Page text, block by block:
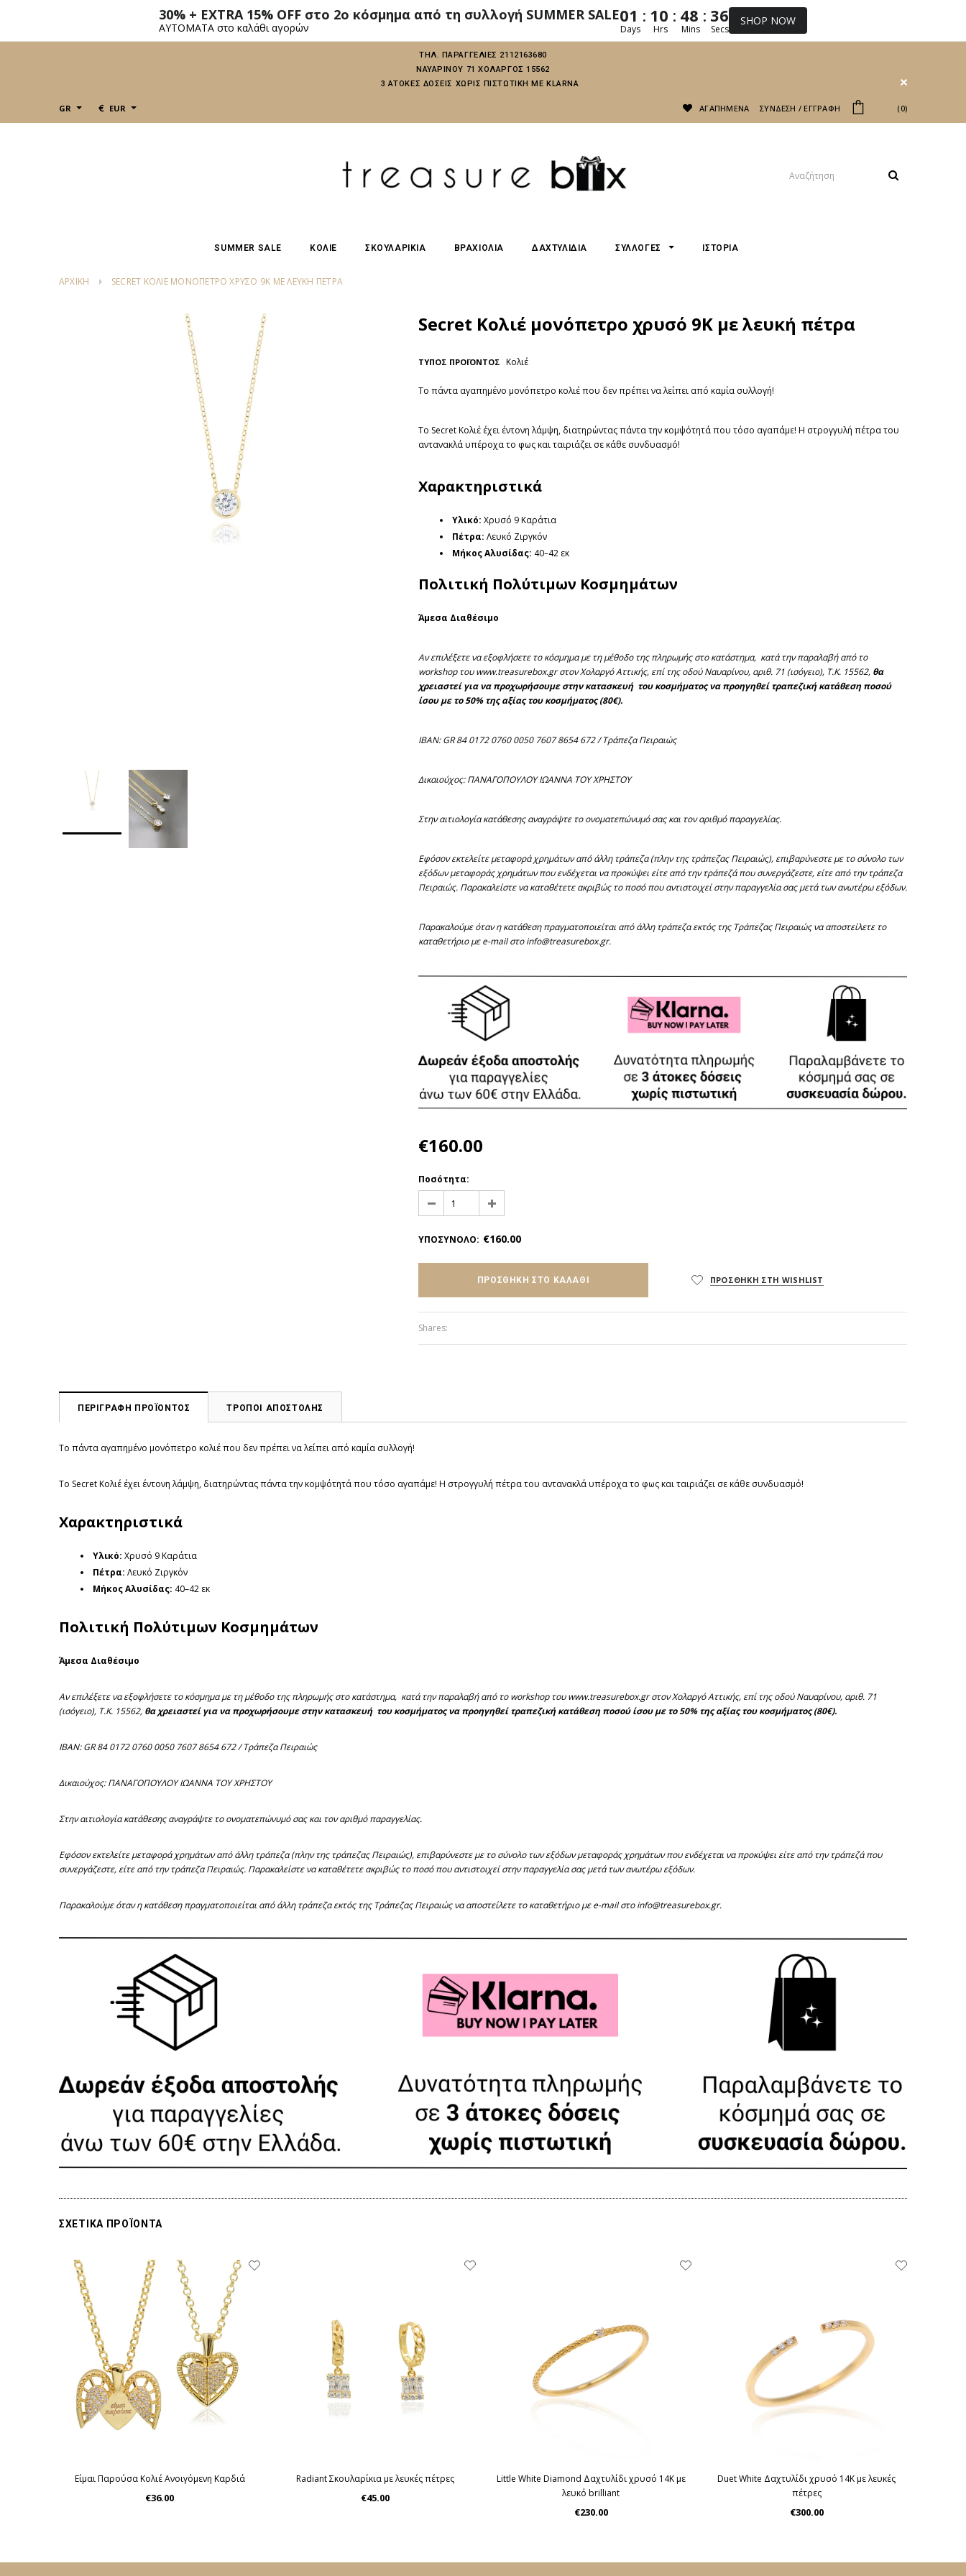
30% + EXTRA 15% OFF στο 2ο κόσμημα από τη συλλογή SUMMER SALE
ΑΥΤΟΜΑΤΑ στο καλάθι αγορών
01 : 10 : 48 : 35
Days Hrs Mins Secs
SHOP NOW
ΤΗΛ. ΠΑΡΑΓΓΕΛΙΕΣ 2112163680
ΝΑΥΑΡΙΝΟΥ 71 ΧΟΛΑΡΓΟΣ 15562
3 ΑΤΟΚΕΣ ΔΟΣΕΙΣ ΧΩΡΙΣ ΠΙΣΤΩΤΙΚΗ ΜΕ KLARNA
GR EUR ΤΟ ΚΑΛΆΘΙ ΜΟΥ 0
ΑΓΑΠΗΜΕΝΑ ΣΥΝΔΕΣΗ /ΕΓΓΡΑΦΗ
SUMMER SALE ΚΟΛΙΕ ΣΚΟΥΛΑΡΙΚΙΑ ΒΡΑΧΙΟΛΙΑ ΔΑΧΤΥΛΙΔΙΑ ΣΥΛΛΟΓΕΣ ΙΣΤΟΡΙΑ
ΑΡΧΙΚΗ SECRET ΚΟΛΙΈ ΜΟΝΌΠΕΤΡΟ ΧΡΥΣΌ 9K ΜΕ ΛΕΥΚΉ ΠΈΤΡΑ
Secret Κολιέ μονόπετρο χρυσό 9K με λευκή πέτρα
ΤΥΠΟΣ ΠΡΟΪΟΝΤΟΣ Κολιέ
Το πάντα αγαπημένο μονόπετρο κολιέ που δεν πρέπει να λείπει από καμία συλλογή!
Το Secret Κολιέ έχει έντονη λάμψη, διατηρώντας πάντα την κομψότητά που τόσο αγαπάμε! Η στρογγυλή πέτρα του
αντανακλά υπέροχα το φως και ταιριάζει σε κάθε συνδυασμό!
Χαρακτηριστικά
Υλικό: Χρυσό 9 Καράτια
Πέτρα: Λευκό Ζιργκόν
Μήκος Αλυσίδας: 40–42 εκ
Πολιτική Πολύτιμων Κοσμημάτων
Άμεσα Διαθέσιμο
Αν επιλέξετε να εξοφλήσετε το κόσμημα με τη μέθοδο της πληρωμής στο κατάστημα, κατά την παραλαβή από το
workshop του www.treasurebox.gr στον Χολαργό Αττικής, επί της οδού Ναυαρίνου, αριθ. 71 (ισόγειο), Τ.Κ. 15562, θα
χρειαστεί για να προχωρήσουμε στην κατασκευή του κοσμήματος να προηγηθεί τραπεζική κατάθεση ποσού
ίσου με το 50% της αξίας του κοσμήματος (80€).
IBAN: GR 84 0172 0760 0050 7607 8654 672 / Τράπεζα Πειραιώς
Δικαιούχος: ΠΑΝΑΓΟΠΟΥΛΟΥ ΙΩΑΝΝΑ ΤΟΥ ΧΡΗΣΤΟΥ
Στην αιτιολογία κατάθεσης αναγράψτε το ονοματεπώνυμό σας και τον αριθμό παραγγελίας.
Εφόσον εκτελείτε μεταφορά χρημάτων από άλλη τράπεζα (πλην της τράπεζας Πειραιώς), επιβαρύνεστε με το σύνολο των
εξόδων μεταφοράς χρημάτων που ενδέχεται να προκύψει είτε από την τράπεζά που συνεργάζεστε, είτε από την τράπεζα
Πειραιώς. Παρακαλείστε να καταθέτετε ακριβώς το ποσό που αντιστοιχεί στην παραγγελία σας μετά των ανωτέρω εξόδων.
Παρακαλούμε όταν η κατάθεση πραγματοποιείται από άλλη τράπεζα εκτός της Τράπεζας Πειραιώς να αποστείλετε το
καταθετήριο με e-mail στο info@treasurebox.gr.
€160.00
Ποσότητα:
ΥΠΟΣΥΝΟΛΟ: €160.00
ΠΡΟΣΘΗΚΗ ΣΤΗ WISHLIST
Shares:
ΠΕΡΙΓΡΑΦΗ ΠΡΟΪΟΝΤΟΣ ΤΡΟΠΟΙ ΑΠΟΣΤΟΛΗΣ
Το πάντα αγαπημένο μονόπετρο κολιέ που δεν πρέπει να λείπει από καμία συλλογή!
Το Secret Κολιέ έχει έντονη λάμψη, διατηρώντας πάντα την κομψότητά που τόσο αγαπάμε! Η στρογγυλή πέτρα του αντανακλά υπέροχα το φως και ταιριάζει σε κάθε συνδυασμό!
Χαρακτηριστικά
Υλικό: Χρυσό 9 Καράτια
Πέτρα: Λευκό Ζιργκόν
Μήκος Αλυσίδας: 40–42 εκ
Πολιτική Πολύτιμων Κοσμημάτων
Άμεσα Διαθέσιμο
Αν επιλέξετε να εξοφλήσετε το κόσμημα με τη μέθοδο της πληρωμής στο κατάστημα, κατά την παραλαβή από το workshop του www.treasurebox.gr στον Χολαργό Αττικής, επί της οδού Ναυαρίνου, αριθ. 71
(ισόγειο), Τ.Κ. 15562, θα χρειαστεί για να προχωρήσουμε στην κατασκευή του κοσμήματος να προηγηθεί τραπεζική κατάθεση ποσού ίσου με το 50% της αξίας του κοσμήματος (80€).
IBAN: GR 84 0172 0760 0050 7607 8654 672 / Τράπεζα Πειραιώς
Δικαιούχος: ΠΑΝΑΓΟΠΟΥΛΟΥ ΙΩΑΝΝΑ ΤΟΥ ΧΡΗΣΤΟΥ
Στην αιτιολογία κατάθεσης αναγράψτε το ονοματεπώνυμό σας και τον αριθμό παραγγελίας.
Εφόσον εκτελείτε μεταφορά χρημάτων από άλλη τράπεζα (πλην της τράπεζας Πειραιώς), επιβαρύνεστε με το σύνολο των εξόδων μεταφοράς χρημάτων που ενδέχεται να προκύψει είτε από την τράπεζά που
συνεργάζεστε, είτε από την τράπεζα Πειραιώς. Παρακαλείστε να καταθέτετε ακριβώς το ποσό που αντιστοιχεί στην παραγγελία σας μετά των ανωτέρω εξόδων.
Παρακαλούμε όταν η κατάθεση πραγματοποιείται από άλλη τράπεζα εκτός της Τράπεζας Πειραιώς να αποστείλετε το καταθετήριο με e-mail στο info@treasurebox.gr.
ΣΧΕΤΙΚΑ ΠΡΟΪΟΝΤΑ
Είμαι Παρούσα Κολιέ Ανοιγόμενη Καρδιά
€36.00
Radiant Σκουλαρίκια με λευκές πέτρες
€45.00
Little White Diamond Δαχτυλίδι χρυσό 14Κ με
λευκό brilliant
€230.00
Duet White Δαχτυλίδι χρυσό 14Κ με λευκές
πέτρες
€300.00